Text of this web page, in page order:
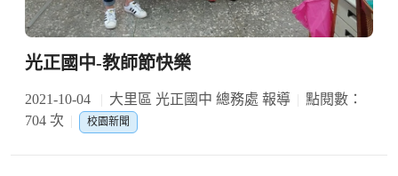
光正國中-教師節快樂
2021-10-04 大里區 光正國中 總務處 報導
點閱數：
704 次
校園新聞